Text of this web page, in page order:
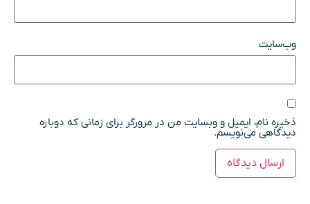
وب‌سایت
ذخیره نام، ایمیل و وبسایت من در مرورگر برای زمانی که دوباره
دیدگاهی می‌نویسم.